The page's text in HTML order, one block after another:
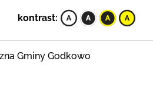
kontrast:
Gminy Godkowo